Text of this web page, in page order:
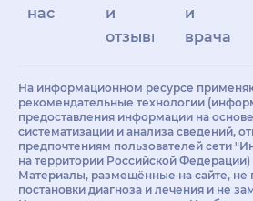
нас
и
отзывы
и
врачам
На информационном ресурсе
рекомендательные технологии
предоставления информации на
систематизации и анализа сведений,
предпочтениям пользователей сети
на территории Российской Федерации)
Материалы, размещённые на сайте, не
постановки диагноза и лечения и не